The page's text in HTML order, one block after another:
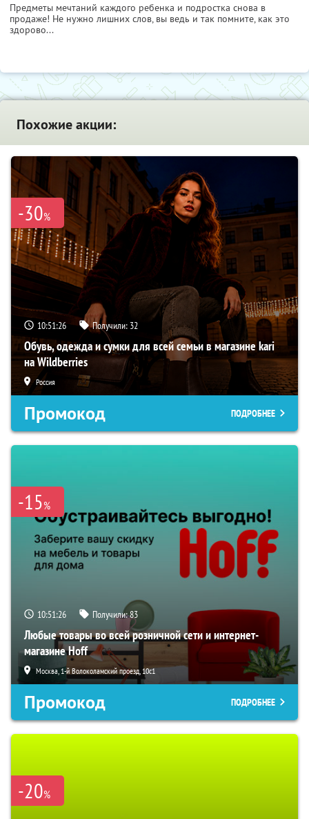
Предметы мечтаний каждого ребенка и подростка снова в
продаже! Не нужно лишних слов, вы ведь и так помните, как это
здорово...
Похожие акции:
-30%
10:51:25 Получили: 32
Обувь, одежда и сумки для всей семьи в магазине kari
на Wildberries
Россия
Промокод ПОДРОБНЕЕ
-15%
10:51:25 Получили:83
Любые товары во всей розничной сети и интернет-
магазине Hoff
Москва, 1-й Волоколамский проезд, 10с1
Промокод ПОДРОБНЕЕ
-20%